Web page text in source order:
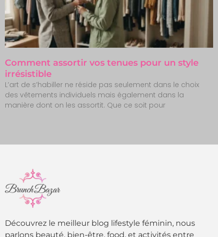
Comment assortir vos tenues pour un style
irrésistible
L’art de s’habiller ne réside pas seulement dans le choix
des vêtements individuels mais également dans la
manière dont on les assortit. Que ce soit pour
Découvrez le meilleur blog lifestyle féminin, nous
parlons beauté, bien-être, food, et activités entre